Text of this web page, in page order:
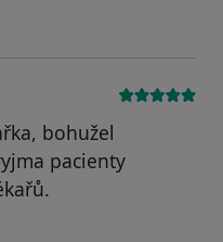
bohužel
pacienty
Petr Juránek